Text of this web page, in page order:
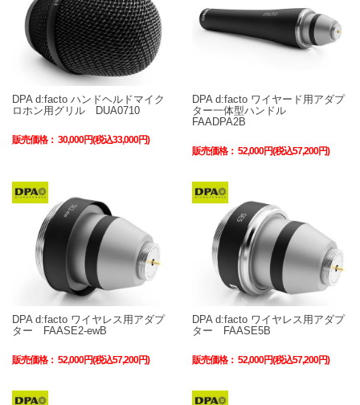
DPA d:facto ハンドヘルドマイク
ロホン用グリル DUA0710
販売価格： 30,000円(税込33,000円)
DPA d:facto ワイヤード用アダプ
ター一体型ハンドル
FAADPA2B
販売価格： 52,000円(税込57,200円)
DPA d:facto ワイヤレス用アダプ
ター FAASE2-ewB
販売価格： 52,000円(税込57,200円)
DPA d:facto ワイヤレス用アダプ
ター FAASE5B
販売価格： 52,000円(税込57,200円)